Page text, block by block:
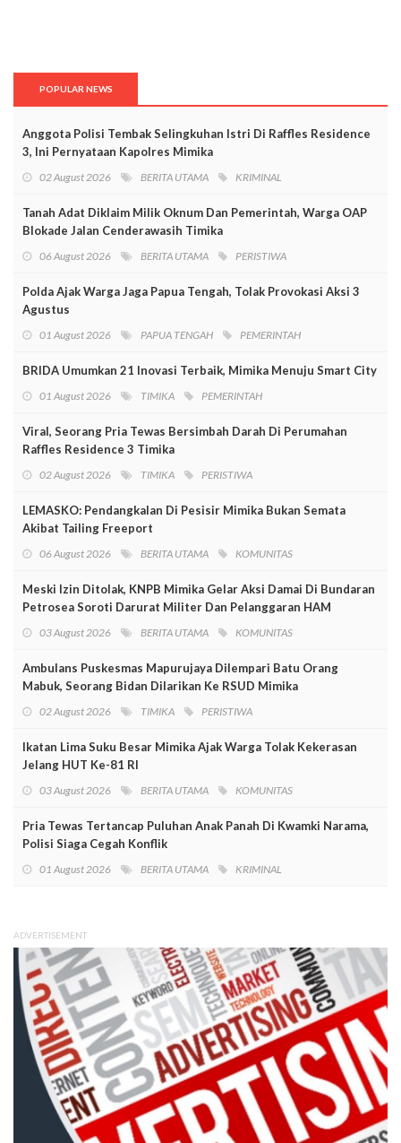
POPULAR NEWS
Anggota Polisi Tembak Selingkuhan Istri Di Raffles Residence
3, Ini Pernyataan Kapolres Mimika
02 August 2026 BERITA UTAMA KRIMINAL
Tanah Adat Diklaim Milik Oknum Dan Pemerintah, Warga OAP
Blokade Jalan Cenderawasih Timika
06 August 2026 BERITA UTAMA PERISTIWA
Polda Ajak Warga Jaga Papua Tengah, Tolak Provokasi Aksi 3
Agustus
01 August 2026 PAPUA TENGAH PEMERINTAH
BRIDA Umumkan 21 Inovasi Terbaik, Mimika Menuju Smart City
01 August 2026 TIMIKA PEMERINTAH
Viral, Seorang Pria Tewas Bersimbah Darah Di Perumahan
Raffles Residence 3 Timika
02 August 2026 TIMIKA PERISTIWA
LEMASKO: Pendangkalan Di Pesisir Mimika Bukan Semata
Akibat Tailing Freeport
06 August 2026 BERITA UTAMA KOMUNITAS
Meski Izin Ditolak, KNPB Mimika Gelar Aksi Damai Di Bundaran
Petrosea Soroti Darurat Militer Dan Pelanggaran HAM
03 August 2026 BERITA UTAMA KOMUNITAS
Ambulans Puskesmas Mapurujaya Dilempari Batu Orang
Mabuk, Seorang Bidan Dilarikan Ke RSUD Mimika
02 August 2026 TIMIKA PERISTIWA
Ikatan Lima Suku Besar Mimika Ajak Warga Tolak Kekerasan
Jelang HUT Ke-81 RI
03 August 2026 BERITA UTAMA KOMUNITAS
Pria Tewas Tertancap Puluhan Anak Panah Di Kwamki Narama,
Polisi Siaga Cegah Konflik
01 August 2026 BERITA UTAMA KRIMINAL
ADVERTISEMENT